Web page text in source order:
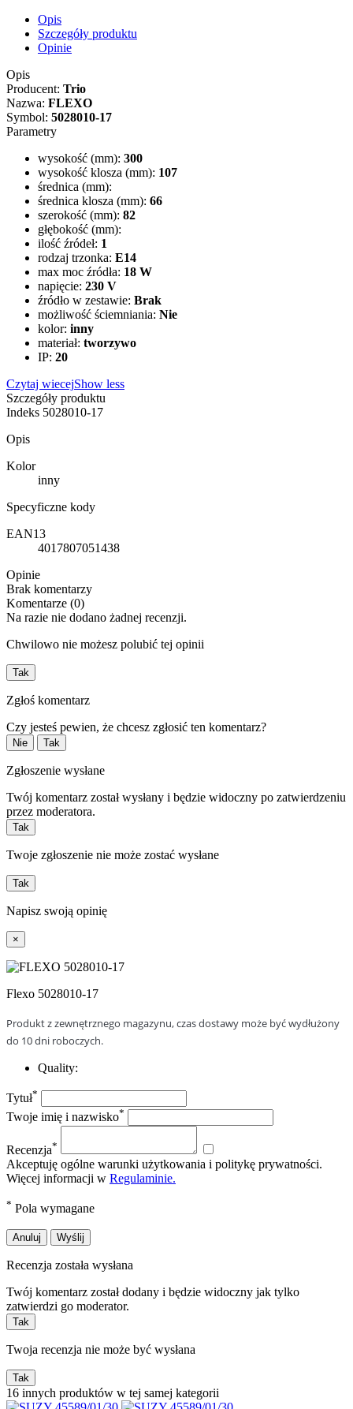
Opis
Szczegóły produktu
Opinie
Opis
Producent: Trio
Nazwa: FLEXO
Symbol: 5028010-17
Parametry
wysokość (mm): 300
wysokość klosza (mm): 107
średnica (mm):
średnica klosza (mm): 66
szerokość (mm): 82
głębokość (mm):
ilość źródeł: 1
rodzaj trzonka: E14
max moc źródła: 18 W
napięcie: 230 V
źródło w zestawie: Brak
możliwość ściemniania: Nie
kolor: inny
materiał: tworzywo
IP: 20
Czytaj wiecejShow less
Szczegóły produktu
Indeks 5028010-17
Opis
Kolor
inny
Specyficzne kody
EAN13
4017807051438
Opinie
Brak komentarzy
Komentarze (0)
Na razie nie dodano żadnej recenzji.
Chwilowo nie możesz polubić tej opinii
Tak
Zgłoś komentarz
Czy jesteś pewien, że chcesz zgłosić ten komentarz?
Nie Tak
Zgłoszenie wysłane
Twój komentarz został wysłany i będzie widoczny po zatwierdzeniu
przez moderatora.
Tak
Twoje zgłoszenie nie może zostać wysłane
Tak
Napisz swoją opinię
×
Flexo 5028010-17
Produkt z zewnętrznego magazynu, czas dostawy może być wydłużony
do 10 dni roboczych.
Quality:
Tytuł*
Twoje imię i nazwisko*
Recenzja*
Akceptuję ogólne warunki użytkowania i politykę prywatności.
Więcej informacji w Regulaminie.
* Pola wymagane
Anuluj Wyślij
Recenzja została wysłana
Twój komentarz został dodany i będzie widoczny jak tylko
zatwierdzi go moderator.
Tak
Twoja recenzja nie może być wysłana
Tak
16 innych produktów w tej samej kategorii